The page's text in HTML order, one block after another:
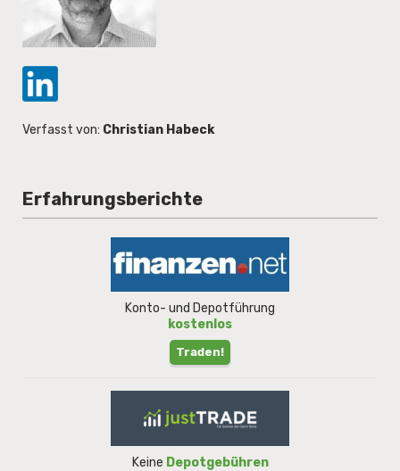
Verfasst von: Christian Habeck
Erfahrungsberichte
Konto- und Depotführung
kostenlos
Traden!
Keine Depotgebühren